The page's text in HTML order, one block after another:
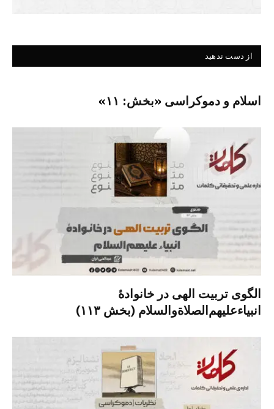
از دست ندهید
اسلام و دموکراسی «بخش: ۱۱»
الگوی تربیت الهی در خانوادۀ
انبیاءعلیهم‌الصلاةو‌السلام (بخش ۱۱۳)